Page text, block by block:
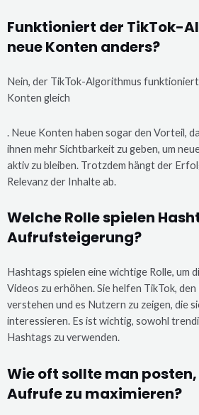
Funktioniert der TikTok-
neue Konten anders?
Nein, der TikTok-Algorithmus
Konten gleich
. Neue Konten haben sogar den Vorteil,
ihnen mehr Sichtbarkeit zu geben, um
aktiv zu bleiben. Trotzdem hängt der
Relevanz der Inhalte ab.
Welche Rolle spielen
Aufrufsteigerung?
Hashtags spielen eine wichtige Rolle, um
Videos zu erhöhen. Sie helfen TikTok,
verstehen und es Nutzern zu zeigen, die
interessieren. Es ist wichtig, sowohl
Hashtags zu verwenden.
Wie oft sollte man
Aufrufe zu maximieren?